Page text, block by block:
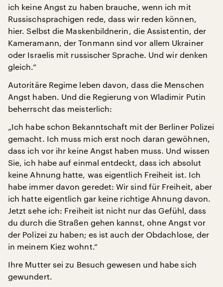
ich keine Angst zu haben brauche, wenn ich mit
Russischsprachigen rede, dass wir reden können,
hier. Selbst die Maskenbildnerin, die Assistentin, der
Kameramann, der Tonmann sind vor allem Ukrainer
oder Israelis mit russischer Sprache. Und wir denken
gleich.“
Autoritäre Regime leben davon, dass die Menschen
Angst haben. Und die Regierung von Wladimir Putin
beherrscht das meisterlich:
„Ich habe schon Bekanntschaft mit der Berliner Polizei
gemacht. Ich muss mich erst noch daran gewöhnen,
dass ich vor ihr keine Angst haben muss. Und wissen
Sie, ich habe auf einmal entdeckt, dass ich absolut
keine Ahnung hatte, was eigentlich Freiheit ist. Ich
habe immer davon geredet: Wir sind für Freiheit, aber
ich hatte eigentlich gar keine richtige Ahnung davon.
Jetzt sehe ich: Freiheit ist nicht nur das Gefühl, dass
du durch die Straßen gehen kannst, ohne Angst vor
der Polizei zu haben; es ist auch der Obdachlose, der
in meinem Kiez wohnt.“
Ihre Mutter sei zu Besuch gewesen und habe sich
gewundert.